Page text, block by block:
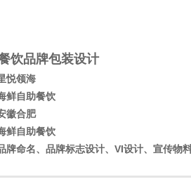
饮品牌包装设计
悦领海
鲜自助餐饮
合肥
鲜自助餐饮
牌命名、 品牌标志设计、VI设计、宣传物